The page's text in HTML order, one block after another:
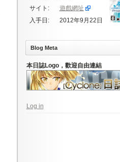
サイト:
遊戲網址
入手日:
2012年9月22日
Blog Meta
本日誌Logo，歡迎自由連結
Log in